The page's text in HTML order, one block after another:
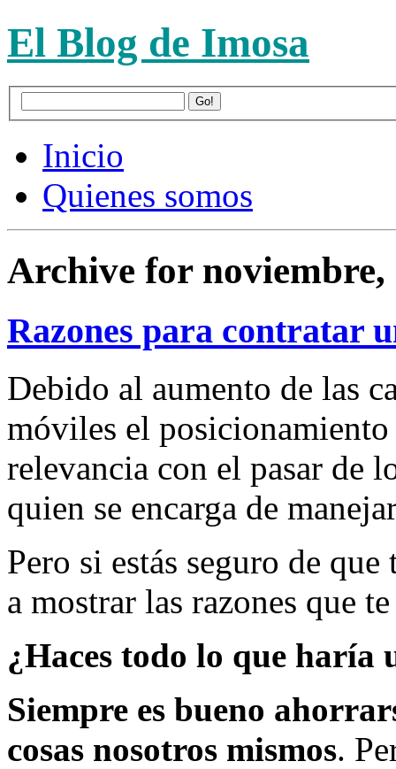
El Blog de Imosa
Inicio
Quienes somos
Archive for noviembre,
Razones para contratar
Debido al aumento de las
móviles el
relevancia con el pasar de
quien se encarga de
Pero si estás seguro de
a mostrar las razones que
¿Haces todo lo que haría
Siempre es bueno
cosas nosotros mismos.